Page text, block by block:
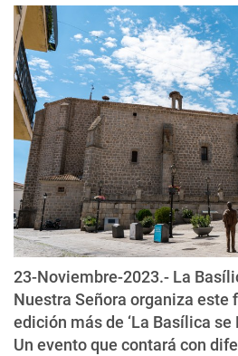
23-Noviembre-2023.- La
Nuestra Señora organiza este
edición más de ‘La Basílica se
Un evento que contará con